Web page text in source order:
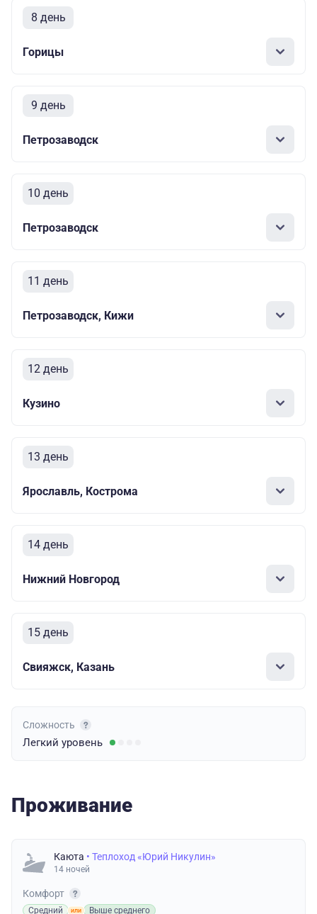
8 день
Горицы
9 день
Петрозаводск
10 день
Петрозаводск
11 день
Петрозаводск, Кижи
12 день
Кузино
13 день
Ярославль, Кострома
14 день
Нижний Новгород
15 день
Свияжск, Казань
Сложность
Легкий уровень
Проживание
Каюта • Теплоход «Юрий Никулин»
14 ночей
Комфорт
Средний Выше среднего